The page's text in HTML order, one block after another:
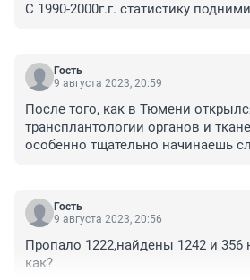
С 1990-2000г.г. статистику
Гость
9 августа 2023, 20:59
После того, как в Тюмени
трансплантологии органов и
особенно тщательно начинаешь
Гость
9 августа 2023, 20:56
Пропало 1222,найдены 1242 и 356
как?